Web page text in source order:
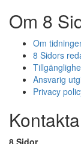
Om 8
Om
8 Sidors
Ansvarig
Privacy